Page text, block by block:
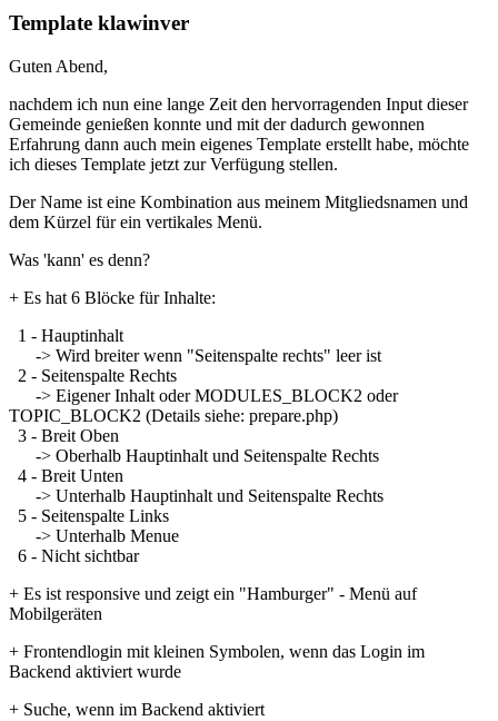
Template klawinver
Guten Abend,
nachdem ich nun eine lange Zeit den hervorragenden Input dieser
Gemeinde genießen konnte und mit der dadurch gewonnen
Erfahrung dann auch mein eigenes Template erstellt habe, möchte
ich dieses Template jetzt zur Verfügung stellen.
Der Name ist eine Kombination aus meinem Mitgliedsnamen und
dem Kürzel für ein vertikales Menü.
Was 'kann' es denn?
+ Es hat 6 Blöcke für Inhalte:
1 - Hauptinhalt
-> Wird breiter wenn "Seitenspalte rechts" leer ist
2 - Seitenspalte Rechts
-> Eigener Inhalt oder MODULES_BLOCK2 oder
TOPIC_BLOCK2 (Details siehe: prepare.php)
3 - Breit Oben
-> Oberhalb Hauptinhalt und Seitenspalte Rechts
4 - Breit Unten
-> Unterhalb Hauptinhalt und Seitenspalte Rechts
5 - Seitenspalte Links
-> Unterhalb Menue
6 - Nicht sichtbar
+ Es ist responsive und zeigt ein "Hamburger" - Menü auf
Mobilgeräten
+ Frontendlogin mit kleinen Symbolen, wenn das Login im
Backend aktiviert wurde
+ Suche, wenn im Backend aktiviert